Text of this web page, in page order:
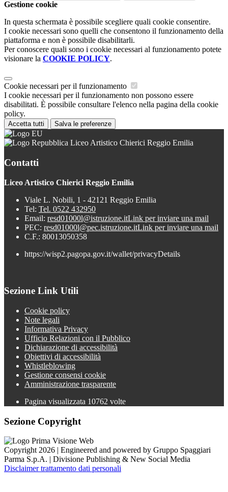
Gestione cookie
In questa schermata è possibile scegliere quali cookie consentire.
I cookie necessari sono quelli che consentono il funzionamento della
piattaforma e non è possibile disabilitarli.
Per conoscere quali sono i cookie necessari al funzionamento potete
visionare la COOKIE POLICY.
Cookie necessari per il funzionamento
I cookie necessari per il funzionamento non possono essere
disabilitati. È possibile consultare l'elenco nella pagina della cookie
policy.
Accetta tutti Salva le preferenze
Liceo Artistico Chierici Reggio Emilia
Contatti
Liceo Artistico Chierici Reggio Emilia
Viale L. Nobili, 1 - 42121 Reggio Emilia
Tel: Tel. 0522 432950
Email: resd01000l@istruzione.itLink per inviare una mail
PEC: resd01000l@pec.istruzione.itLink per inviare una mail
C.F.: 80013050358
https://wisp2.pagopa.gov.it/wallet/privacyDetails
Sezione Link Utili
Cookie policy
Note legali
Informativa Privacy
Ufficio Relazioni con il Pubblico
Dichiarazione di accessibilità
Obiettivi di accessibilità
Whistleblowing
Gestione consensi cookie
Amministrazione trasparente
Pagina visualizzata 10762 volte
Sezione Copyright
Copyright 2026 | Engineered and powered by Gruppo Spaggiari
Parma S.p.A. | Divisione Publishing & New Social Media
Disclaimer trattamento dati personali